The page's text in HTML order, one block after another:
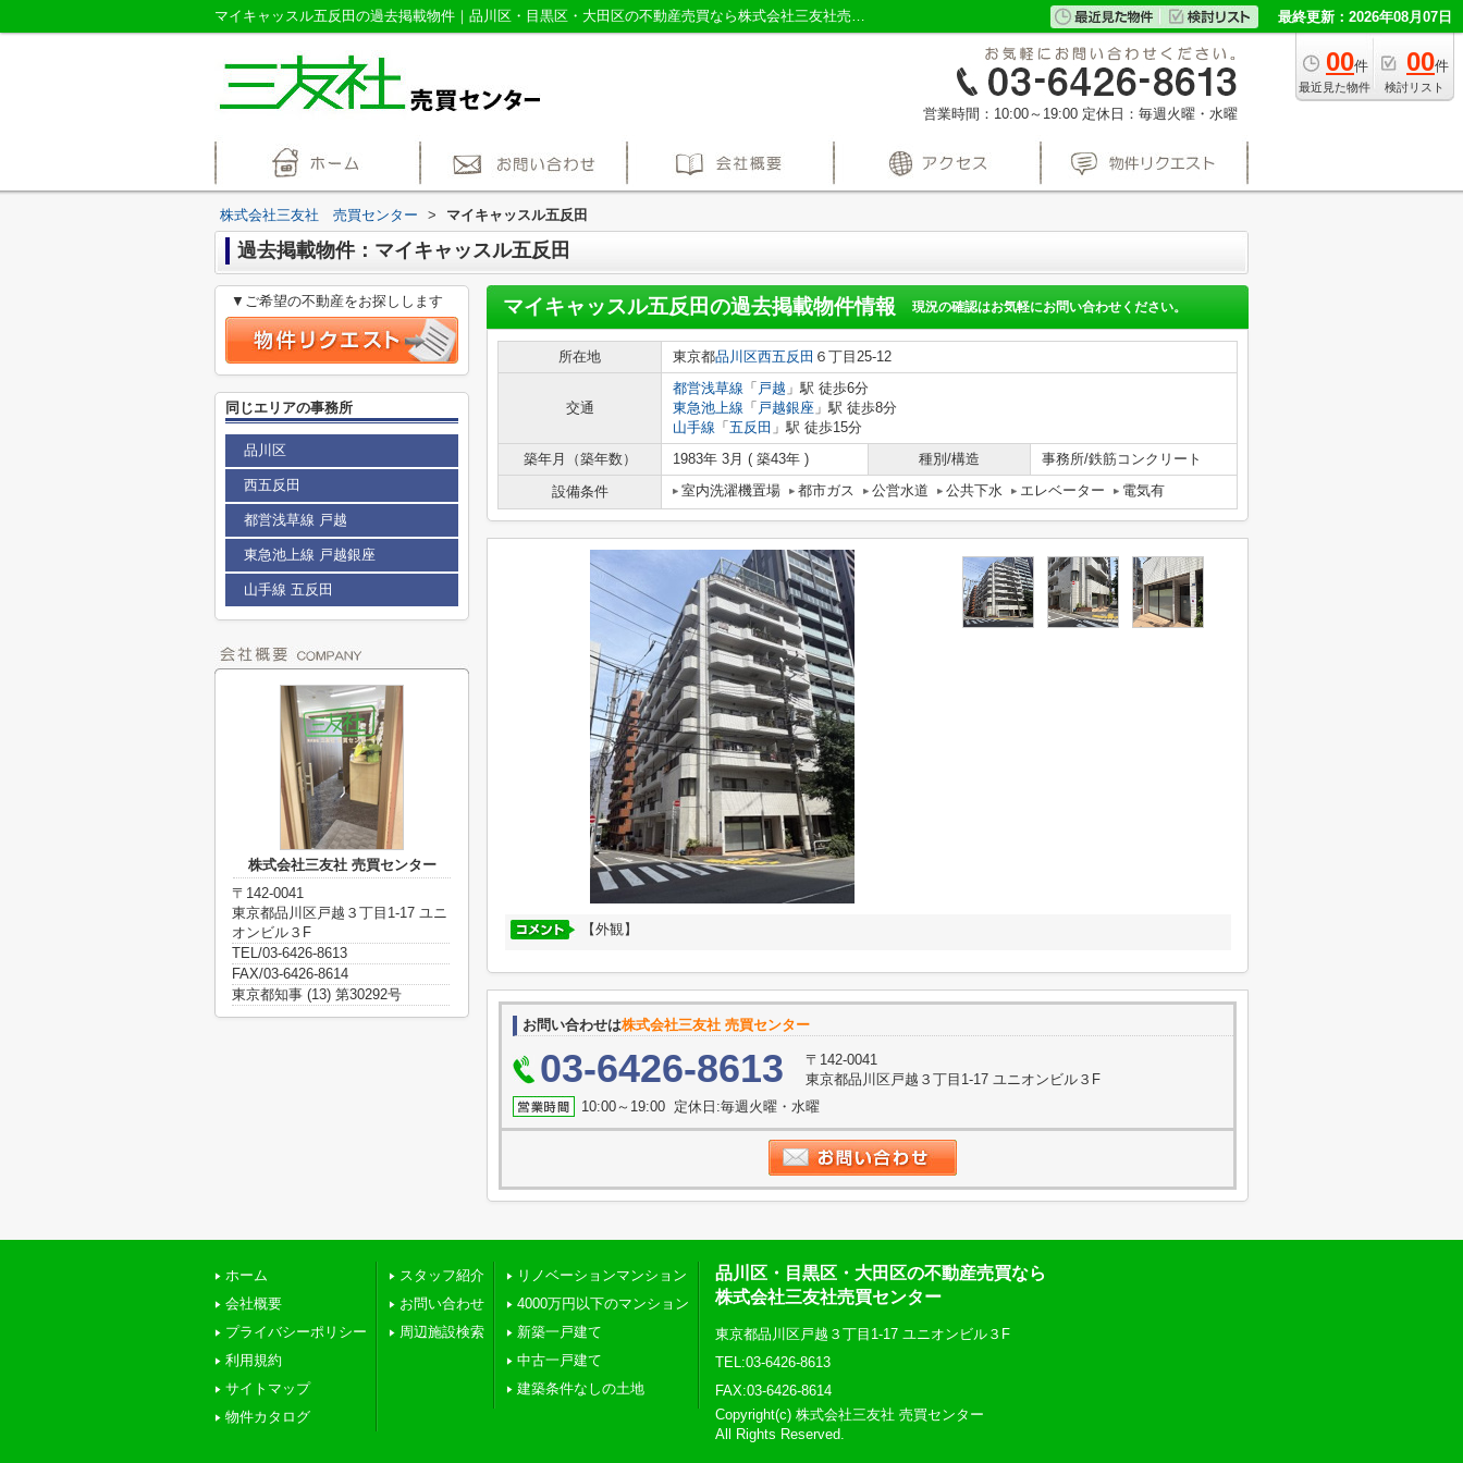
マイキャッスル五反田の過去掲載物件｜品川区・目黒区・大田区の不動産売買なら株式会社三友社売買センター 最終更新：2026年08月07日
00件
最近見た物件
00件
検討リスト
営業時間：10:00～19:00 定休日：毎週火曜・水曜
株式会社三友社 売買センター > マイキャッスル五反田
過去掲載物件：マイキャッスル五反田
マイキャッスル五反田の過去掲載物件情報 現況の確認はお気軽にお問い合わせください。
所在地 東京都品川区西五反田 ６丁目25-12
交通
都営浅草線 「 戸越 」駅 徒歩6分
東急池上線 「 戸越銀座 」駅 徒歩8分
山手線 「 五反田 」駅 徒歩15分
築年月（築年数）
1983年 3月 ( 築43年 ) 種別/構造
事務所/鉄筋コンクリート
設備条件
室内洗濯機置場 都市ガス 公営水道 公共下水 エレベーター 電気有
【外観】
お問い合わせは株式会社三友社 売買センター
03-6426-8613
〒142-0041
東京都品川区戸越３丁目1-17 ユニオンビル３F
10:00～19:00 定休日:毎週火曜・水曜
▼ご希望の不動産をお探しします
同じエリアの事務所
品川区
西五反田
都営浅草線 戸越
東急池上線 戸越銀座
山手線 五反田
株式会社三友社 売買センター
〒142-0041
東京都品川区戸越３丁目1-17 ユニ
オンビル３F
TEL/03-6426-8613
FAX/03-6426-8614
東京都知事 (13) 第30292号
ホーム
会社概要
プライバシーポリシー
利用規約
サイトマップ
物件カタログ
スタッフ紹介
お問い合わせ
周辺施設検索
リノベーションマンション
4000万円以下のマンション
新築一戸建て
中古一戸建て
建築条件なしの土地
品川区・目黒区・大田区の不動産売買なら
株式会社三友社売買センター
東京都品川区戸越３丁目1-17 ユニオンビル３F
TEL:03-6426-8613
FAX:03-6426-8614
Copyright(c) 株式会社三友社 売買センター
All Rights Reserved.